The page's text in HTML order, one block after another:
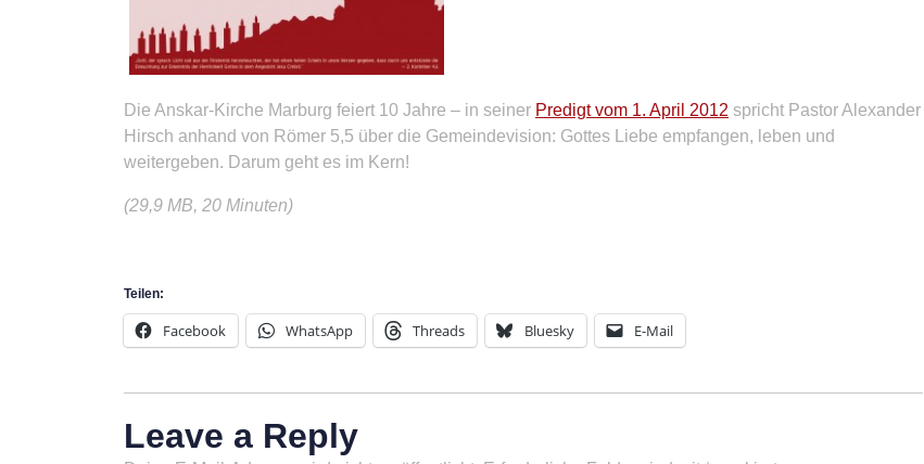
Die Anskar-Kirche Marburg feiert 10 Jahre – in seiner Predigt vom 1. April 2012 spricht Pastor Alexander
Hirsch anhand von Römer 5,5 über die Gemeindevision: Gottes Liebe empfangen, leben und
weitergeben. Darum geht es im Kern!
(29,9 MB, 20 Minuten)
Teilen:
Facebook WhatsApp Threads Bluesky E-Mail
Leave a Reply